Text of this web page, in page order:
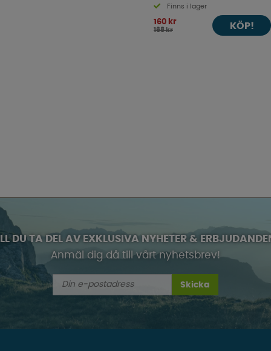
Finns i lager
160 kr
168 kr KÖP!
DU TA DEL AV EXKLUSIVA NYHETER &
Anmäl dig då till vårt nyhetsbrev!
Skicka